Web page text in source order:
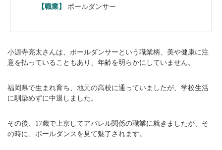
【職業】 ポールダンサー
小源寺亮太さんは、ポールダンサーという職業柄、美や健康に注
意を払っていることもあり、年齢を明らかにしていません。
福岡県で生まれ育ち、地元の高校に通っていましたが、学校生活
に馴染めずに中退しました。
その後、17歳で上京してアパレル関係の職業に就きましたが、そ
の時に、ポールダンスを見て魅了されます。